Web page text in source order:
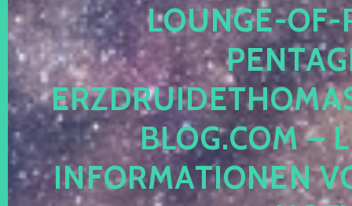
OUNGE-OF-
LOG.COM –
NFORMATIONEN